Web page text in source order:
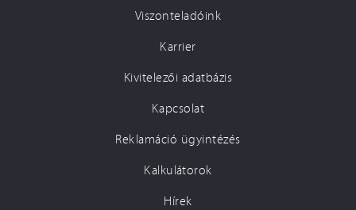
Viszonteladóink
Karrier
Kivitelezői adatbázis
Kapcsolat
Reklamáció ügyintézés
Kalkulátorok
Hírek